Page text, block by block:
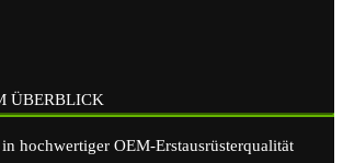
ÜBERBLICK
hochwertiger OEM-Erstausrüsterqualität